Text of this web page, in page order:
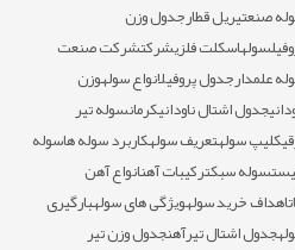
صنعتیریل قطارجدول وزن
سولهاسکلت فلزیشرکتشرکت صنعت
علمدارجدول پروفیلانواع سولهوزن
جدول اشتال ناودانیکرمانسوله تیر
کلیپ سولهتعریف سولهکاربرد سوله هاسوله
سوله سبکترکیبات آهنانواع آهن
اهداف خرید سولهویژگی های سولهبارگیری
جدول اشتال تیرآهنجدول وزن تیر